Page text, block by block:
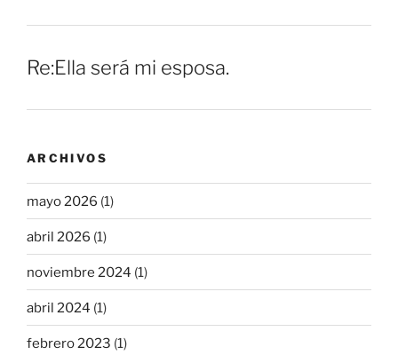
Re:Ella será mi esposa.
ARCHIVOS
mayo 2026 (1)
abril 2026 (1)
noviembre 2024 (1)
abril 2024 (1)
febrero 2023 (1)